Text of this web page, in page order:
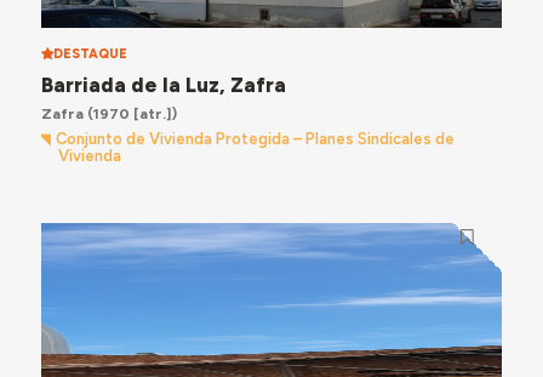
DESTAQUE
Barriada de la Luz, Zafra
Zafra(1970 [atr.])
Conjunto de Vivienda Protegida – Planes Sindicales de
Vivienda